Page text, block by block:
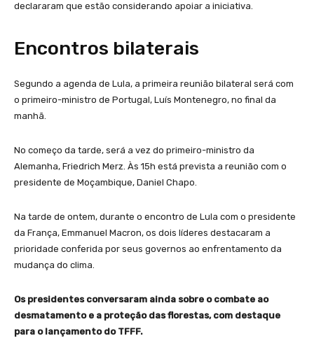
declararam que estão considerando apoiar a iniciativa.
Encontros bilaterais
Segundo a agenda de Lula, a primeira reunião bilateral será com
o primeiro-ministro de Portugal, Luís Montenegro, no final da
manhã.
No começo da tarde, será a vez do primeiro-ministro da
Alemanha, Friedrich Merz. Às 15h está prevista a reunião com o
presidente de Moçambique, Daniel Chapo.
Na tarde de ontem, durante o encontro de Lula com o presidente
da França, Emmanuel Macron, os dois líderes destacaram a
prioridade conferida por seus governos ao enfrentamento da
mudança do clima.
Os presidentes conversaram ainda sobre o combate ao
desmatamento e a proteção das florestas, com destaque
para o lançamento do TFFF.